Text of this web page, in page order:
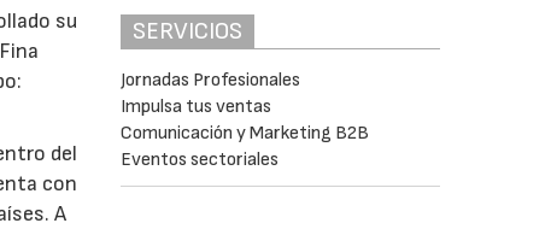
su
del
con
A
SERVICIOS
Jornadas Profesionales
Impulsa tus ventas
Comunicación y Marketing B2B
Eventos sectoriales